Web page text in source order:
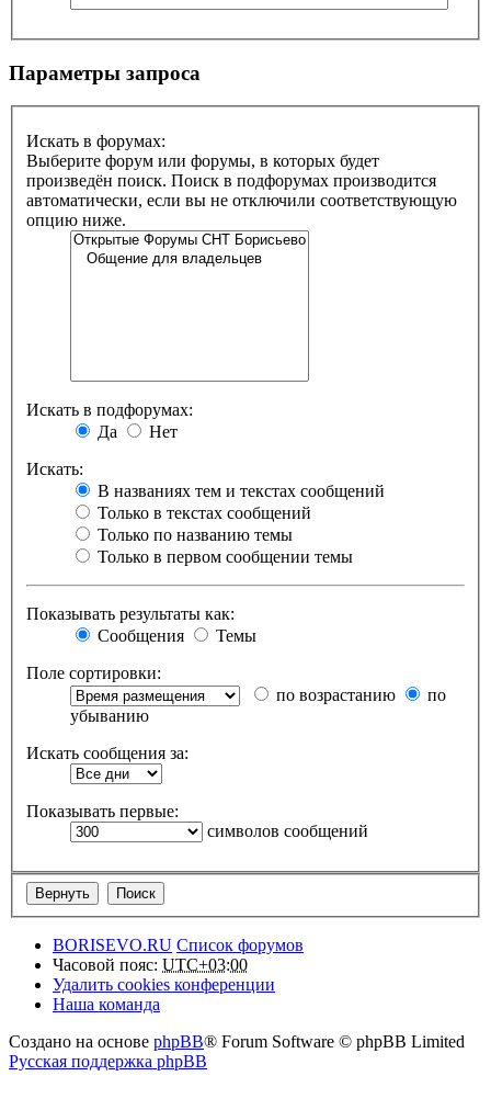
Параметры запроса
Искать в форумах:
Выберите форум или форумы, в которых будет
произведён поиск. Поиск в подфорумах производится
автоматически, если вы не отключили соответствующую
опцию ниже.
Искать в подфорумах:
Да
Нет
Искать:
В названиях тем и текстах сообщений
Только в текстах сообщений
Только по названию темы
Только в первом сообщении темы
Показывать результаты как:
Сообщения
Темы
Поле сортировки:
по возрастанию
по
убыванию
Искать сообщения за:
Показывать первые:
символов сообщений
BORISEVO.RU Список форумов
Часовой пояс: UTC+03:00
Удалить cookies конференции
Наша команда
Создано на основе phpBB® Forum Software © phpBB Limited
Русская поддержка phpBB